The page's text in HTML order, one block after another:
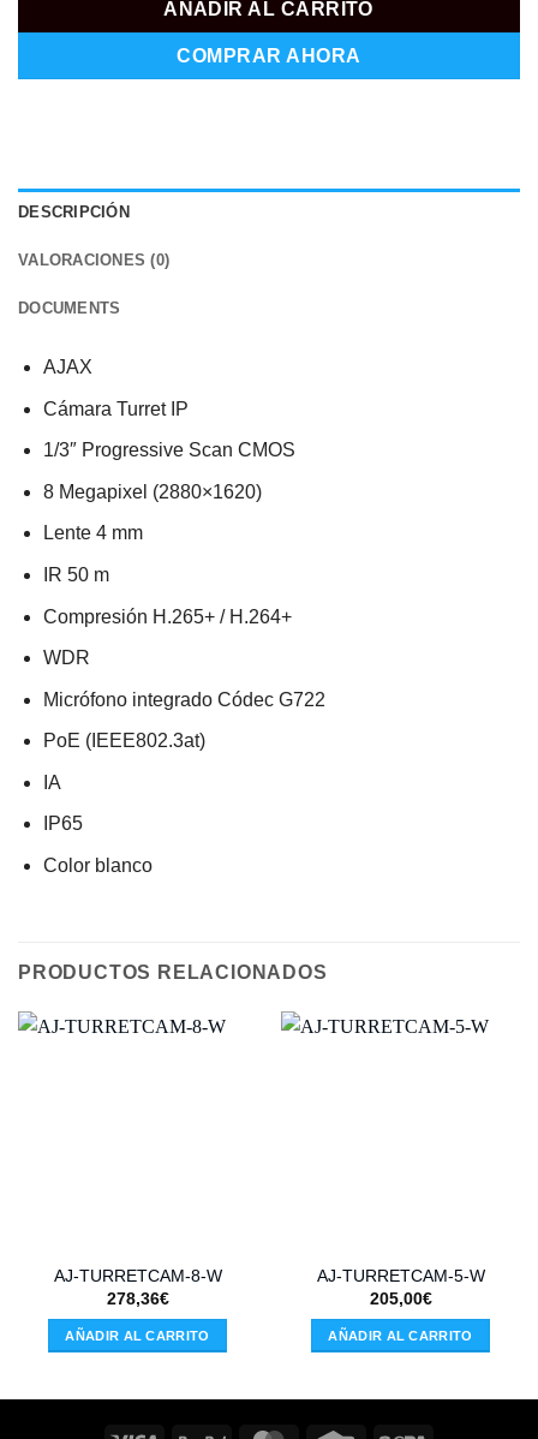
AÑADIR AL CARRITO
COMPRAR AHORA
DESCRIPCIÓN
VALORACIONES (0)
DOCUMENTS
AJAX
Cámara Turret IP
1/3″ Progressive Scan CMOS
8 Megapixel (2880×1620)
Lente 4 mm
IR 50 m
Compresión H.265+ / H.264+
WDR
Micrófono integrado Códec G722
PoE (IEEE802.3at)
IA
IP65
Color blanco
PRODUCTOS RELACIONADOS
AJ-TURRETCAM-8-W
278,36€
AÑADIR AL CARRITO
AJ-TURRETCAM-5-W
205,00€
AÑADIR AL CARRITO